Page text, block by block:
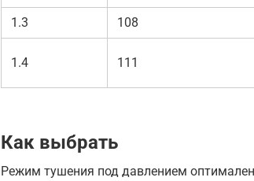
1.3 108
1.4 111
Как выбрать
Режим тушения под давлением